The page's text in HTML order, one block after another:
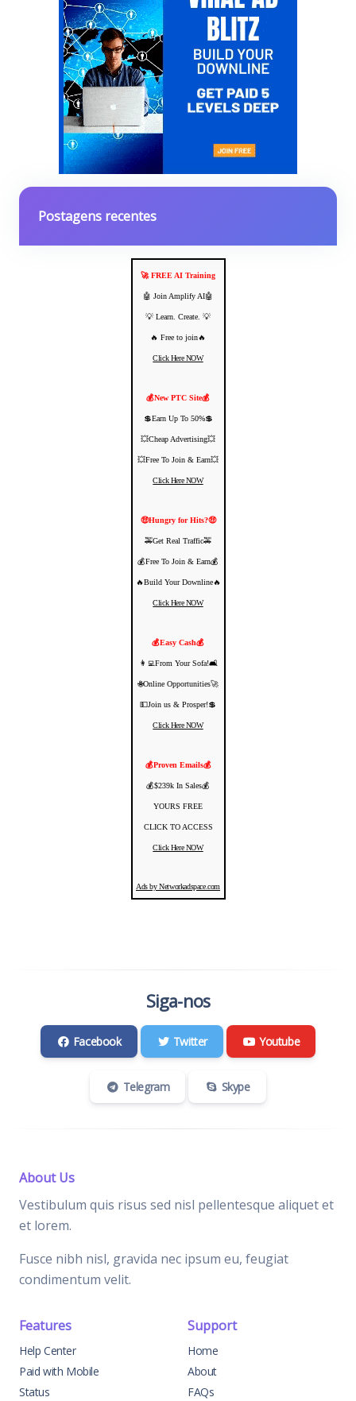
Postagens recentes
🚀 FREE AI Training
🤖 Join Amplify AI🤖
💡 Learn. Create. 💡
🔥 Free to join🔥
Click Here NOW
💰New PTC Site💰
💲Earn Up To 50%💲
💥Cheap Advertising💥
💥Free To Join & Earn💥
Click Here NOW
🤑Hungry for Hits?🤑
🚕Get Real Traffic🚕
💰Free To Join & Earn💰
🔥Build Your Downline🔥
Click Here NOW
💰Easy Cash💰
👩‍💻From Your Sofa!🛋️
🌐Online Opportunities🚀
💵Join us & Prosper!💲
Click Here NOW
💰Proven Emails💰
💰$239k In Sales💰
YOURS FREE
CLICK TO ACCESS
Click Here NOW
Ads by Networkadspace.com
Siga-nos
Facebook Twitter Youtube
Telegram Skype
About Us
Vestibulum quis risus sed nisl pellentesque aliquet et
et lorem.
Fusce nibh nisl, gravida nec ipsum eu, feugiat
condimentum velit.
Features
Help Center
Paid with Mobile
Status
Support
Home
About
FAQs